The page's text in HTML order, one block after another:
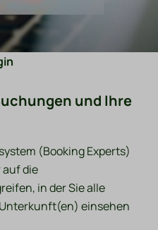
und Ihre
(Booking Experts)
auf die
in der Sie alle
einsehen